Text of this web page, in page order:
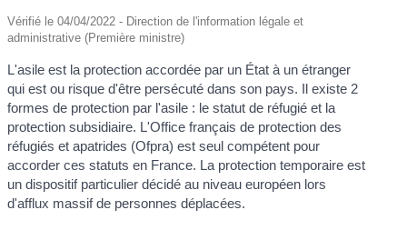
Vérifié le 04/04/2022 - Direction de l'information légale et
administrative (Première ministre)
L'asile est la protection accordée par un État à un étranger
qui est ou risque d'être persécuté dans son pays. Il existe 2
formes de protection par l'asile : le statut de réfugié et la
protection subsidiaire. L'Office français de protection des
réfugiés et apatrides (Ofpra) est seul compétent pour
accorder ces statuts en France. La protection temporaire est
un dispositif particulier décidé au niveau européen lors
d'afflux massif de personnes déplacées.